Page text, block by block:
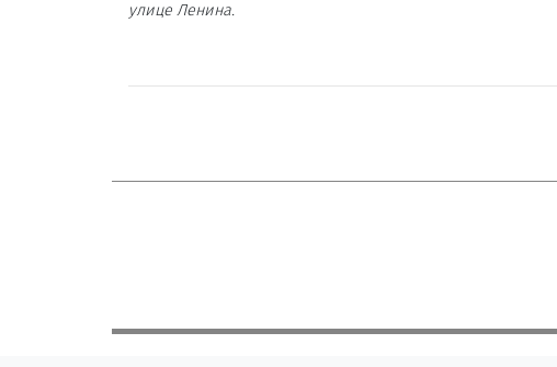
улице Ленина.